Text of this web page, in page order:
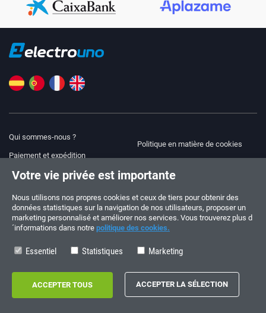
Qui sommes-nous ?
Paiement et expédition
Avis juridique
Politique de confidentialité
Politique en matière de cookies
COMMANDES ET QUESTIONS
+34 910 600 459
HORAIRES D’ÉTÉ
Du lundi au vendredi: 10:00 - 14:00
Suivez-nous !
Votre vie privée est importante
Nous utilisons nos propres cookies et ceux de tiers pour obtenir des
données statistiques sur la navigation de nos utilisateurs, proposer un
marketing personnalisé et améliorer nos services. Vous trouverez plus d
´informations dans notre politique des cookies.
Essentiel Statistiques Marketing